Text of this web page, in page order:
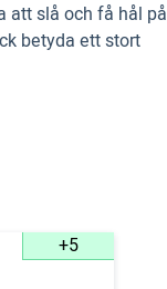
att slå och få hål på
betyda ett stort
+5